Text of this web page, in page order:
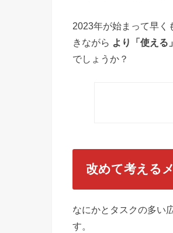
2023年が始まって早く
きながら より「使える
でしょうか？
改めて考える
なにかとタスクの多い
す。